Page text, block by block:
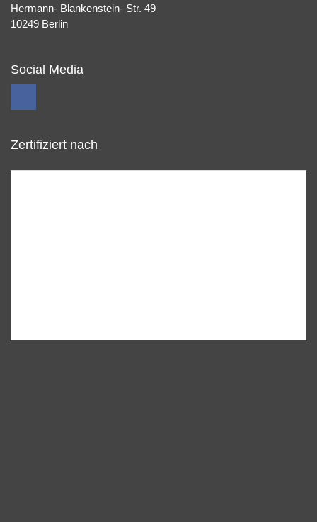
Hermann- Blankenstein- Str. 49
10249 Berlin
Social Media
Zertifiziert nach